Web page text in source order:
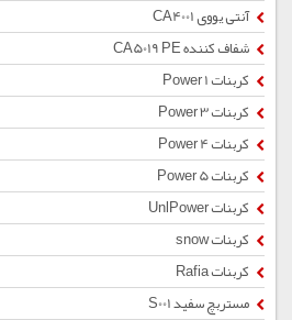
آنتی یووی CA4001
شفاف کننده CA5019 PE
کربنات Power 1
کربنات Power 3
کربنات Power 4
کربنات Power 5
کربنات UnlPower
کربنات snow
کربنات Rafia
مستربچ سفید S001